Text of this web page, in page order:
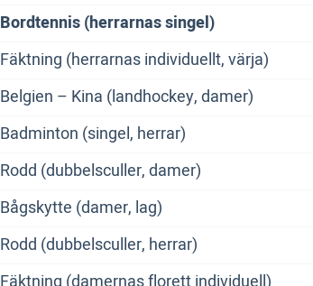
Bordtennis (herrarnas singel)
Fäktning (herrarnas individuellt, värja)
Belgien – Kina (landhockey, damer)
Badminton (singel, herrar)
Rodd (dubbelsculler, damer)
Bågskytte (damer, lag)
Rodd (dubbelsculler, herrar)